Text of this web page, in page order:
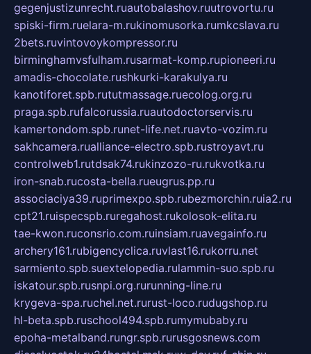
gegenjustizunrecht.ruautobalashov.ruutrovortu.ru
spiski-firm.ruelara-m.rukinomusorka.rumkcslava.ru
2bets.ruvintovoykompressor.ru
birminghamvsfulham.rusarmat-komp.rupioneeri.ru
amadis-chocolate.rushkurki-karakulya.ru
kanotiforet.spb.rututmassage.ruecolog.org.ru
praga.spb.rufalcorussia.ruautodoctorservis.ru
kamertondom.spb.runet-life.net.ruavto-vozim.ru
sakhcamera.rualliance-electro.spb.rustroyavt.ru
controlweb1.rutdsak74.rukinzozo-ru.rukvotka.ru
iron-snab.rucosta-bella.rueugrus.pp.ru
associaciya39.ruprimexpo.spb.rubezmorchin.ruia2.ru
cpt21.ruispecspb.ruregahost.rukolosok-elita.ru
tae-kwon.ruconsrio.com.ruinsiam.ruavegainfo.ru
archery161.rubigencyclica.ruvlast16.rukorru.net
sarmiento.spb.suextelopedia.rulammin-suo.spb.ru
iskatour.spb.rusnpi.org.rurunning-line.ru
krygeva-spa.ruchel.net.rurust-loco.rudugshop.ru
hl-beta.spb.ruschool494.spb.rumymubaby.ru
epoha-metalband.rungr.spb.rurusgosnews.com